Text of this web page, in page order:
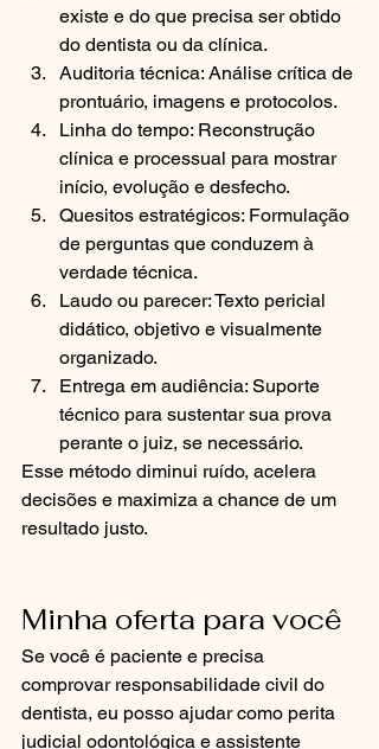
existe e do que precisa ser obtido
do dentista ou da clínica.
Auditoria técnica: Análise crítica de
prontuário, imagens e protocolos.
Linha do tempo: Reconstrução
clínica e processual para mostrar
início, evolução e desfecho.
Quesitos estratégicos: Formulação
de perguntas que conduzem à
verdade técnica.
Laudo ou parecer: Texto pericial
didático, objetivo e visualmente
organizado.
Entrega em audiência: Suporte
técnico para sustentar sua prova
perante o juiz, se necessário.
Esse método diminui ruído, acelera
decisões e maximiza a chance de um
resultado justo.
Minha oferta para você
Se você é paciente e precisa
comprovar responsabilidade civil do
dentista, eu posso ajudar como perita
judicial odontológica e assistente